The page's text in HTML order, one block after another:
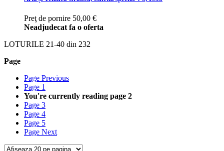
Preţ de pornire 50,00 €
Neadjudecat fa o oferta
LOTURILE 21-40 din 232
Page
Page Previous
Page 1
You're currently reading page 2
Page 3
Page 4
Page 5
Page Next